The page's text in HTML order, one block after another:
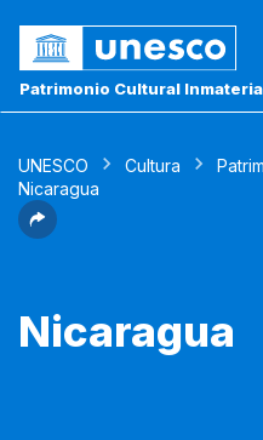
Patrimonio Cultural
UNESCO Cultura
Nicaragua
Nicaragua